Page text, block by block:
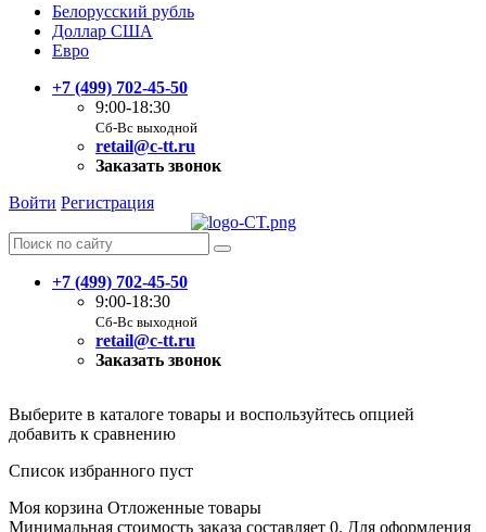
Белорусский рубль
Доллар США
Евро
+7 (499) 702-45-50
9:00-18:30
Сб-Вс выходной
retail@c-tt.ru
Заказать звонок
Войти Регистрация
+7 (499) 702-45-50
9:00-18:30
Сб-Вс выходной
retail@c-tt.ru
Заказать звонок
Выберите в каталоге товары и воспользуйтесь опцией
добавить к сравнению
Список избранного пуст
Моя корзина Отложенные товары
Минимальная стоимость заказа составляет 0. Для оформления